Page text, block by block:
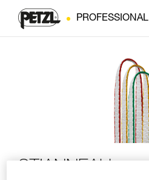
PROFESSIONAL